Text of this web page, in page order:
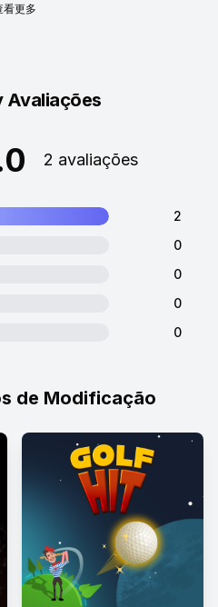
看更多
de Modificação
Avaliações
2 avaliações
2
0
0
0
0